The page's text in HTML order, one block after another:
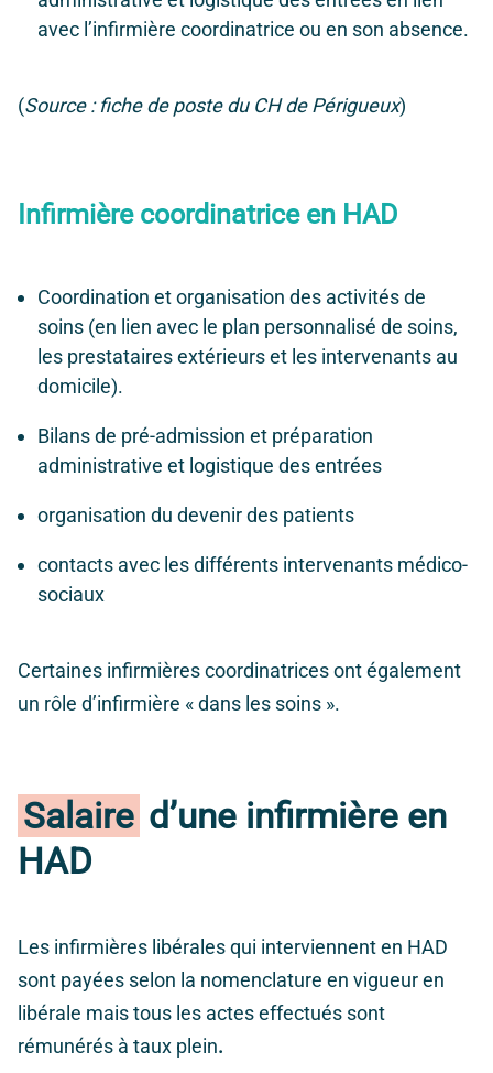
avec l’infirmière coordinatrice ou en son absence.
(Source : fiche de poste du CH de Périgueux)
Infirmière coordinatriceen HAD
Coordination et organisation des activités de
soins (en lien avec le plan personnalisé de soins,
les prestataires extérieurs et les intervenants au
domicile).
Bilans de pré-admission et préparation
administrative et logistique des entrées
organisation du devenir des patients
contacts avec les différents intervenants médico-
sociaux
Certaines infirmières coordinatrices ont également
un rôle d’infirmière « dans les soins ».
Salaire d’une infirmière en
HAD
Les infirmières libérales qui interviennent en HAD
sont payées selon la nomenclature en vigueur en
libérale mais tous les actes effectués sont
rémunérés à taux plein.